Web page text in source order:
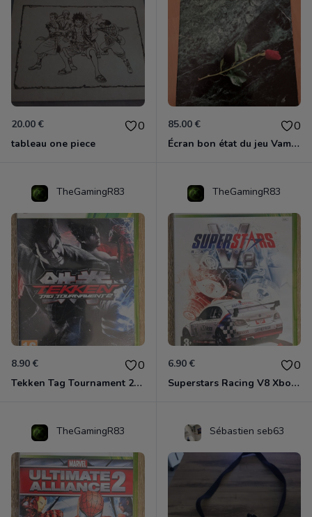
20.00 € 0
tableau one piece
85.00 € 0
Écran bon état du jeu Vampire et livre de règles « la mascarade » état d’usage
TheGamingR83
8.90 € 0
Tekken Tag Tournament 2 Xbox 360
TheGamingR83
6.90 € 0
Superstars Racing V8 Xbox 360
TheGamingR83 Sébastien seb63